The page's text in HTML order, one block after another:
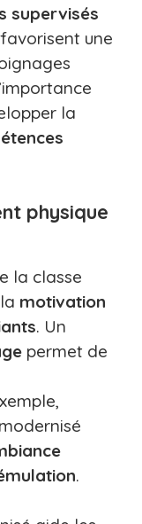
supervisés
favorisent une
la
physique
la classe
motivation
. Un
permet de
.